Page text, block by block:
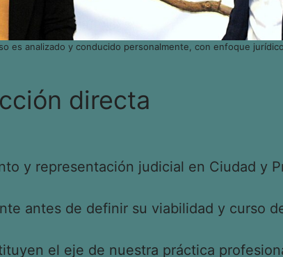
es analizado y conducido personalmente, con enfoque
directa
y representación judicial en Ciudad y
antes de definir su viabilidad y curso
el eje de nuestra práctica